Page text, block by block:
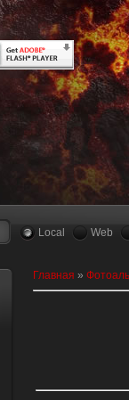
Local Web
Главная »